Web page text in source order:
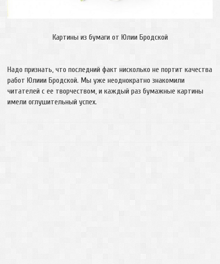
Картины из бумаги от Юлии Бродской
Надо признать, что последний факт нисколько не портит качества
работ Юлиии Бродской. Мы уже неоднократно знакомили
читателей с ее творчеством, и каждый раз бумажные картины
имели оглушительный успех.